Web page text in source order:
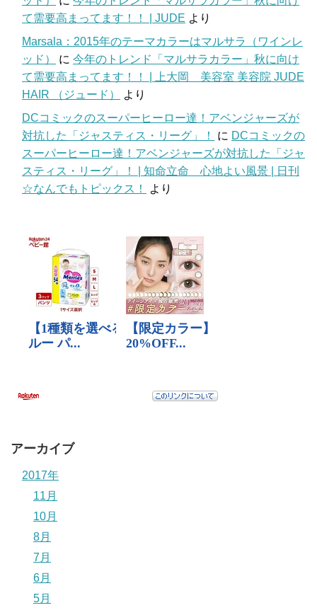
て需要高まってます！！ | JUDE より
Marsala：2015年のテーマカラーはマルサラ（ワインレ
ッド）
に 今年のトレンド「マルサラカラー」秋に向け
て需要高まってます！！ | 上大岡 美容室 美容院 JUDE
HAIR （ジュード）
より
DCコミックのスーパーヒーロー達！アベンジャーズが
対抗した「ジャスティス・リーグ」！
に DCコミックの
スーパーヒーロー達！アベンジャーズが対抗した「ジャ
スティス・リーグ」！ | 知命立命 心地よい風景 | 日刊
☆なんでもトピックス！
より
アーカイブ
2017年
11月
10月
8月
7月
6月
5月